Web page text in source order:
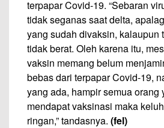
terpapar Covid-19. “Sebaran
tidak seganas saat delta,
yang sudah divaksin, kalaupun
tidak berat. Oleh karena itu,
vaksin memang belum
bebas dari terpapar Covid-19,
yang ada, hampir semua orang
mendapat vaksinasi maka
ringan,” tandasnya. (fel)